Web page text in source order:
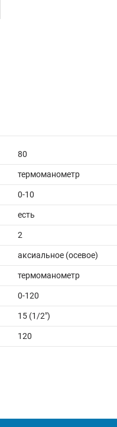
80
термоманометр
0-10
есть
2
аксиальное (осевое)
термоманометр
0-120
15 (1/2")
120